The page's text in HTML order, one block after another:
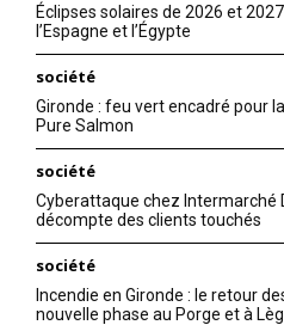
Éclipses solaires de 2026 et
l’Espagne et l’Égypte
société
Gironde : feu vert encadré pour
Pure Salmon
société
Cyberattaque chez Intermarché
décompte des clients touchés
société
Incendie en Gironde : le retour
nouvelle phase au Porge et à